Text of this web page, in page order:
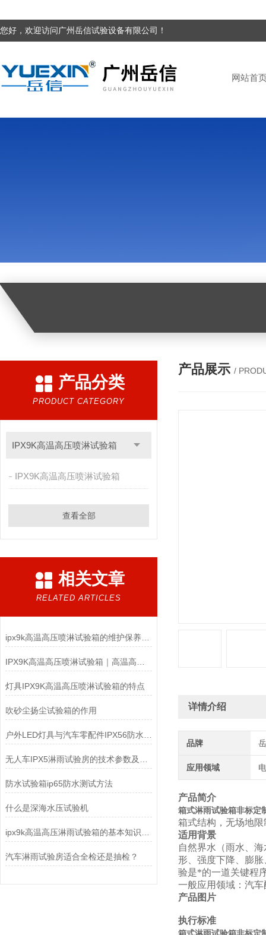
您好，欢迎访问广州岳信试验设备有限公司！
网站首
产品分类
PRODUCT CATEGORY
IPX9K高温高压喷淋试验箱
IPX9K高温高压喷淋试验箱
查看全部
相关文章
RELATED ARTICLES
ipx9k高温高压喷淋试验箱的维护保养你了解多少？
灯具IPX9K高温高压喷淋试验箱的特点
吹砂尘扬尘试验箱的作用
防水试验箱ip65防水测试方法
什么是深海水压试验机
汽车淋雨试验房适合全检还是抽检？
产品展示 /
详情介绍
品牌
应用领域
产品简介
箱式淋雨试验箱非标定
箱式结构，无场地
适用背景
自然界水（雨水、
形、强度下降、膨
验是*的一道关键程
一般应用领域：汽
产品图片
执行标准